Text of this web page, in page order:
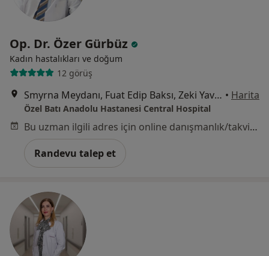
Op. Dr. Özer Gürbüz
Kadın hastalıkları ve doğum
12 görüş
Smyrna Meydanı, Fuat Edip Baksı, Zeki Yavaş Sk. No: 2 D:2,, Bayraklı • Harita
Özel Batı Anadolu Hastanesi Central Hospital
Bu uzman ilgili adres için online danışmanlık/takvim sunmuyor.
Randevu talep et